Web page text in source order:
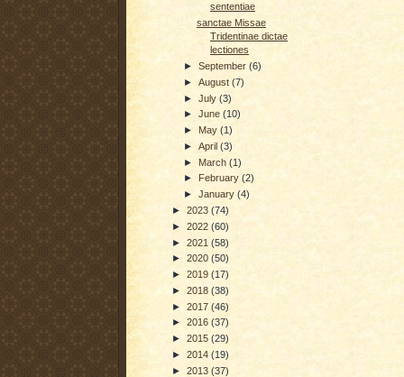
sententiae
sanctae Missae
Tridentinae dictae
lectiones
►September(6)
►August(7)
►July(3)
►June(10)
►May(1)
►April(3)
► March(1)
►
February(2)
►January(4)
► 2023 (74)
► 2022 (60)
► 2021 (58)
► 2020 (50)
► 2019 (17)
► 2018 (38)
► 2017 (46)
► 2016 (37)
► 2015 (29)
► 2014 (19)
► 2013 (37)